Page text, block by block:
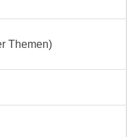
Themen)